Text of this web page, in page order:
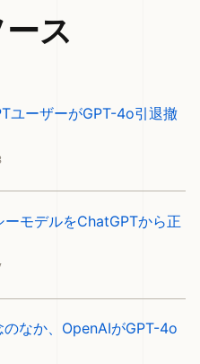
ス
ーザーがGPT-4o引退撤
モデルをChatGPTから正
なか、OpenAIがGPT-4o